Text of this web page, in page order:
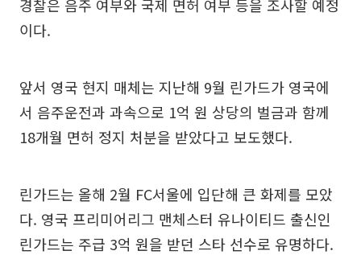
경찰은 음주 여부와 국제 면허 여부 등을 조사할 예정
이다.
앞서 영국 현지 매체는 지난해 9월 린가드가 영국에
서 음주운전과 과속으로 1억 원 상당의 벌금과 함께
18개월 면허 정지 처분을 받았다고 보도했다.
린가드는 올해 2월 FC서울에 입단해 큰 화제를 모았
다. 영국 프리미어리그 맨체스터 유나이티드 출신인
린가드는 주급 3억 원을 받던 스타 선수로 유명하다.